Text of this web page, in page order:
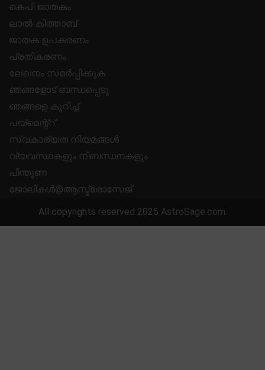
കെപി ജാതകം
ലാൽ കിത്താബ്
ജാതക ഉപകരണം
പ്രതികരണം
ലേഖനം സമർപ്പിക്കുക
ഞങ്ങളോട് ബന്ധപ്പെടു
ഞങ്ങളെ കുറിച്ച്
പയ്മെന്റ്റ്
സ്വകാര്യത നിയമങ്ങൾ
വ്യവസ്ഥകളും നിബന്ധനകളും
പിന്തുണ
ജോലികൾ@ആസ്ട്രോസേജ്
All copyrights reserved 2025 AstroSage.com.